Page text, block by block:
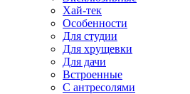
Хай-тек
Особенности
Для студии
Для хрущевки
Для дачи
Встроенные
С антресолями